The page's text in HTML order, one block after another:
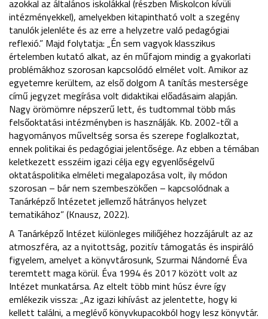
azokkal az általános iskolákkal (részben Miskolcon kívüli
intézményekkel), amelyekben kitapintható volt a szegény
tanulók jelenléte és az erre a helyzetre való pedagógiai
reflexió.” Majd folytatja: „Én sem vagyok klasszikus
értelemben kutató alkat, az én műfajom mindig a gyakorlati
problémákhoz szorosan kapcsolódó elmélet volt. Amikor az
egyetemre kerültem, az első dolgom A tanítás mestersége
című jegyzet megírása volt didaktikai előadásaim alapján.
Nagy örömömre népszerű lett, és tudtommal több más
felsőoktatási intézményben is használják. Kb. 2002-től a
hagyományos műveltség sorsa és szerepe foglalkoztat,
ennek politikai és pedagógiai jelentősége. Az ebben a témában
keletkezett esszéim igazi célja egy egyenlőségelvű
oktatáspolitika elméleti megalapozása volt, ily módon
szorosan – bár nem szembeszökően – kapcsolódnak a
Tanárképző Intézetet jellemző hátrányos helyzet
tematikához” (Knausz, 2022).
A Tanárképző Intézet különleges miliőjéhez hozzájárult az az
atmoszféra, az a nyitottság, pozitív támogatás és inspiráló
figyelem, amelyet a könyvtárosunk, Szurmai Nándorné Éva
teremtett maga körül. Éva 1994 és 2017 között volt az
Intézet munkatársa. Az eltelt több mint húsz évre így
emlékezik vissza: „Az igazi kihívást az jelentette, hogy ki
kellett találni, a meglévő könyvkupacokból hogy lesz könyvtár.